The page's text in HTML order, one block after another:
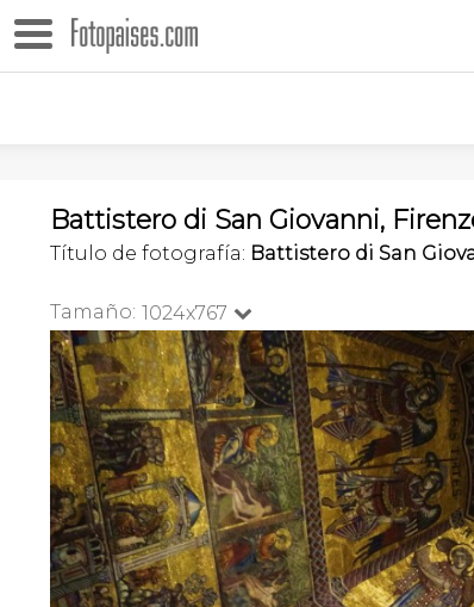
Battistero di San Giovanni,
Título de fotografía: Battistero di San
Tamaño: 1024x767 